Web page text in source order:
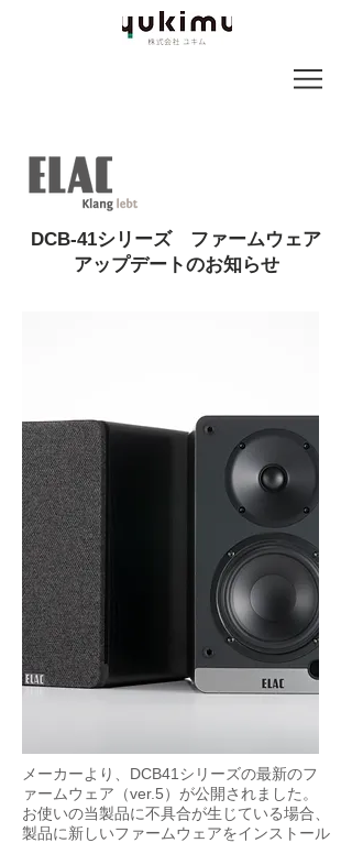
DCB-41シリーズ ファームウェア
アップデートのお知らせ
メーカーより、DCB41シリーズの最新のフ
ァームウェア（ver.5）が公開されました。
お使いの当製品に不具合が生じている場合、
製品に新しいファームウェアをインストール